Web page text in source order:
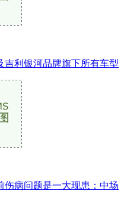
吉利银河品牌旗下所有车型
伤病问题是一大现患：中场